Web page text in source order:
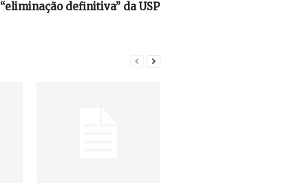
“eliminação definitiva” da USP